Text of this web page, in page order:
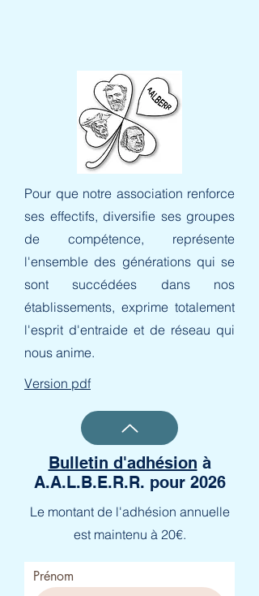
Pour que notre association renforce
ses effectifs, diversifie ses groupes
de compétence, représente
l'ensemble des générations qui se
sont succédées dans nos
établissements, exprime totalement
l'esprit d'entraide et de réseau qui
nous anime.
Version pdf
Bulletin d'adhésion à
A.A.L.B.E.R.R. pour 2026
Le montant de l'adhésion annuelle
est maintenu à 20€.
Prénom